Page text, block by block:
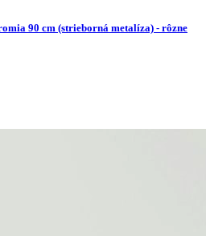
90 cm (strieborná metalíza) - rôzne